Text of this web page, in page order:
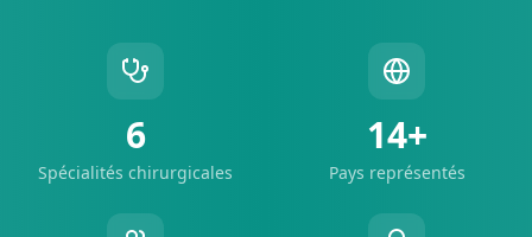
6
Spécialités chirurgicales
14+
Pays représentés